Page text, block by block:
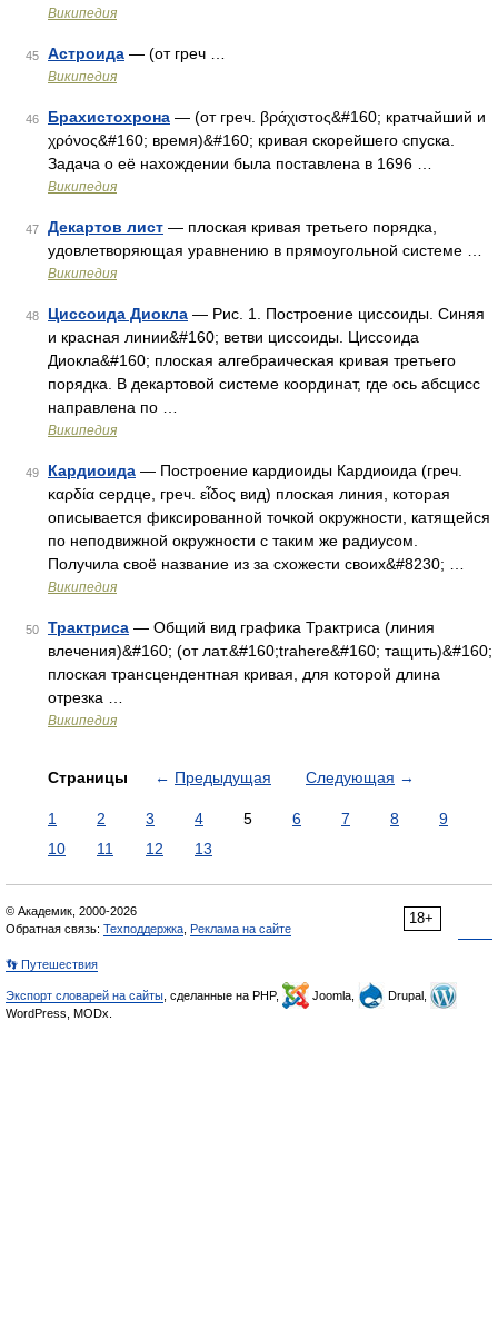
Википедия
45 Астроида — (от греч …
Википедия
46 Брахистохрона — (от греч. βράχιστος&#160; кратчайший и
χρόνος&#160; время)&#160; кривая скорейшего спуска.
Задача о её нахождении была поставлена в 1696 …
Википедия
47 Декартов лист — плоская кривая третьего порядка,
удовлетворяющая уравнению в прямоугольной системе …
Википедия
48 Циссоида Диокла — Рис. 1. Построение циссоиды. Синяя
и красная линии&#160; ветви циссоиды. Циссоида
Диокла&#160; плоская алгебраическая кривая третьего
порядка. В декартовой системе координат, где ось абсцисс
направлена по …
Википедия
49 Кардиоида — Построение кардиоиды Кардиоида (греч.
καρδία сердце, греч. εἶδος вид) плоская линия, которая
описывается фиксированной точкой окружности, катящейся
по неподвижной окружности с таким же радиусом.
Получила своё название из за схожести своих&#8230; …
Википедия
50 Трактриса — Общий вид графика Трактриса (линия
влечения)&#160; (от лат.&#160;trahere&#160; тащить)&#160;
плоская трансцендентная кривая, для которой длина
отрезка …
Википедия
Страницы ← Предыдущая Следующая →
1 2 3 4 5 6 7 8
9
10
11 12 13
18+
© Академик, 2000-2026
Обратная связь: Техподдержка Реклама на сайте
👣 Путешествия
Экспорт словарей на сайты , сделанные на PHP, Joomla,
Drupal,
WordPress, MODx.